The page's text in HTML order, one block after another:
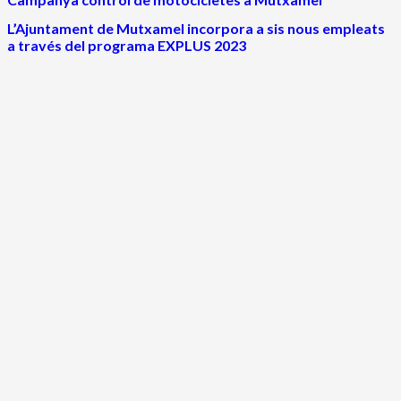
L’Ajuntament de Mutxamel incorpora a sis nous empleats
a través del programa EXPLUS 2023